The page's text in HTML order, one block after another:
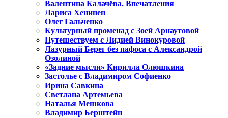
Валентина Калачёва. Впечатления
Лариса Хенинен
Олег Гальченко
Культурный променад с Зоей Арнаутовой
Путешествуем с Лидией Винокуровой
Лазурный Берег без пафоса с Александрой
Озолиной
«Задние мысли» Кирилла Олюшкина
Застолье с Владимиром Софиенко
Ирина Савкина
Светлана Артемьева
Наталья Мешкова
Владимир Берштейн